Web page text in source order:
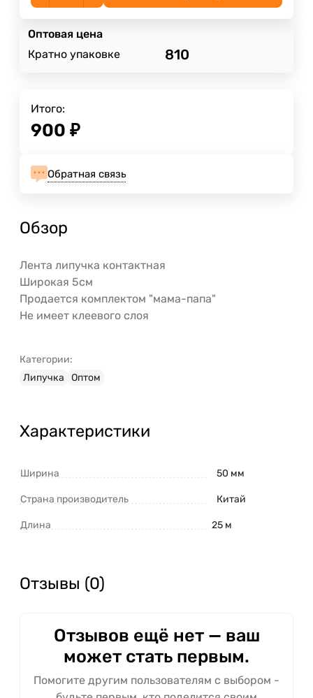
Оптовая цена
Кратно упаковке
810
Итого:
900 ₽
Обратная связь
Обзор
Лента липучка контактная
Широкая 5см
Продается комплектом "мама-папа"
Не имеет клеевого слоя
Категории:
Липучка
Оптом
Характеристики
Ширина 50 мм
Страна производитель Китай
Длина 25 м
Отзывы (0)
Отзывов ещё нет — ваш
может стать первым.
Помогите другим пользователям с выбором -